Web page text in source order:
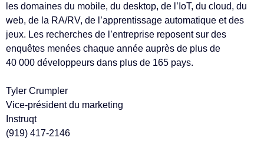
les domaines du mobile, du desktop, de l’IoT, du cloud, du
web, de la RA/RV, de l’apprentissage automatique et des
jeux. Les recherches de l’entreprise reposent sur des
enquêtes menées chaque année auprès de plus de
40 000 développeurs dans plus de 165 pays.
Tyler Crumpler
Vice-président du marketing
Instruqt
(919) 417-2146